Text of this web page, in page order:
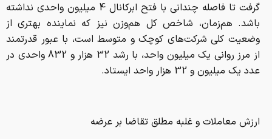
گرفت تا فاصله چندانی با فتح ابرکانال 4 میلیون واحدی نداشته
باشد. هم‌زمان، شاخص کل هم‌وزن نیز که نماینده بهتری از
وضعیت کلی شرکت‌های کوچک و متوسط است، با عبور قدرتمند
از مرز روانی یک میلیون واحد، با رشد 32 هزار و 832 واحدی در
عدد یک میلیون و 32 هزار واحد ایستاد.
ارزش معاملات و غلبه مطلق تقاضا بر عرضه